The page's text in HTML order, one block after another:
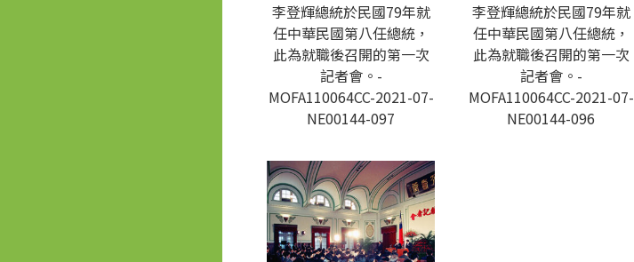
李登輝總統於民國79年就
任中華民國第八任總統，
此為就職後召開的第一次
記者會。-
MOFA110064CC-2021-07-
NE00144-097
李登輝總統於民國79年就
任中華民國第八任總統，
此為就職後召開的第一次
記者會。-
MOFA110064CC-2021-07-
NE00144-096